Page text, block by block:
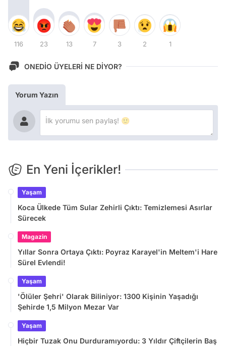
116 23 13 7 3 2 1
ONEDİO ÜYELERİ NE DİYOR?
Yorum Yazın
En Yeni İçerikler!
Yaşam
Koca Ülkede Tüm Sular Zehirli Çıktı: Temizlemesi Asırlar
Sürecek
Magazin
Yıllar Sonra Ortaya Çıktı: Poyraz Karayel'in Meltem'i Hare
Sürel Evlendi!
Yaşam
'Ölüler Şehri' Olarak Biliniyor: 1300 Kişinin Yaşadığı
Şehirde 1,5 Milyon Mezar Var
Yaşam
Hiçbir Tuzak Onu Durduramıyordu: 3 Yıldır Çiftçilerin Baş